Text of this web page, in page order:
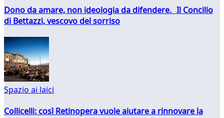
Dono da amare, non ideologia da difendere. Il Concilio
di Bettazzi, vescovo del sorriso
Spazio ai laici
Collicelli: così Retinopera vuole aiutare a rinnovare la